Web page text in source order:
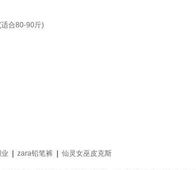
合80-90斤)
zara铅笔裤
仙灵女巫皮克斯